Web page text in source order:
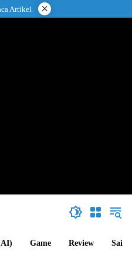
Artikel ×
Game Review Sains